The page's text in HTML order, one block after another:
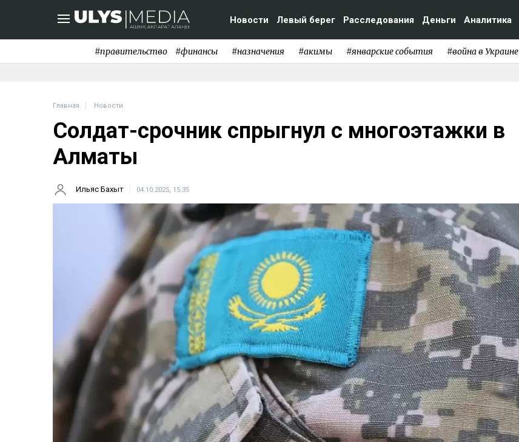
Новости Левый берег Расследования Деньги Аналитика
#правительство #финансы #назначения #акимы #январские события #война в Украине
Главная Новости
Солдат-срочник спрыгнул с многоэтажки в
Алматы
Ильяс Бахыт 04.10.2025, 15:35